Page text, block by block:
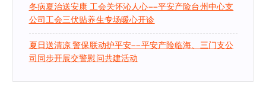
冬病夏治送安康 工会关怀沁人心——平安产险台州中心支
公司工会三伏贴养生专场暖心开诊
夏日送清凉 警保联动护平安——平安产险临海、三门支公
司同步开展交警慰问共建活动